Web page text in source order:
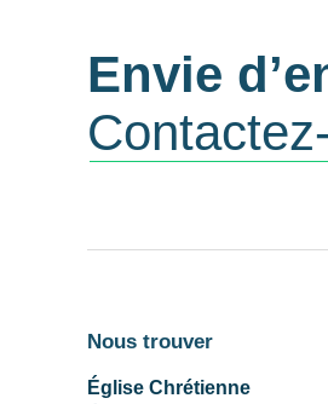
Envie
Nous trouver
Église Chrétienne